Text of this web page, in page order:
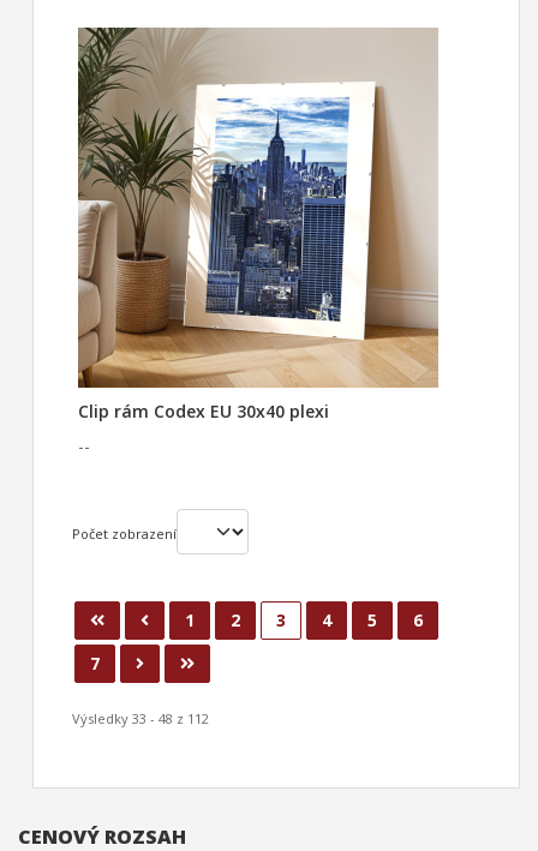
CENOVÝ ROZSAH
Clip rám Codex EU 30x40 plexi
--
Počet zobrazení
1 2 3 4 5
6
7
Výsledky 33 - 48 z 112